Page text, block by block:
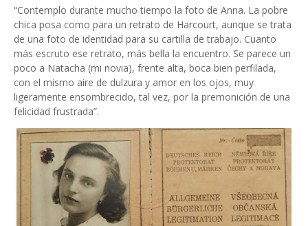
“Contemplo durante mucho tiempo la foto de Anna. La pobre
chica posa como para un retrato de Harcourt, aunque se trata
de una foto de identidad para su cartilla de trabajo. Cuanto
más escruto ese retrato, más bella la encuentro. Se parece un
poco a Natacha (mi novia), frente alta, boca bien perfilada,
con el mismo aire de dulzura y amor en los ojos, muy
ligeramente ensombrecido, tal vez, por la premonición de una
felicidad frustrada”.